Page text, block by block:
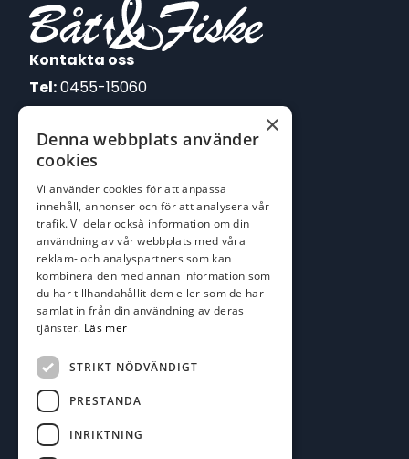
Kontakta oss
Tel:0455-15060
E-post:
johan@batofiske.se
kim@batofiske.se
Adress
Karlskrona Båt & Fiske AB
Lallerstedts gata 4
371 54 Karlskrona
Följ oss
Facebook
×
Denna webbplats använder
cookies
Vi använder cookies för att anpassa
innehåll, annonser och för att analysera vår
trafik. Vi delar också information om din
användning av vår webbplats med våra
reklam- och analyspartners som kan
kombinera den med annan information som
du har tillhandahållit dem eller som de har
samlat in från din användning av deras
tjänster. Läs mer
STRIKT NÖDVÄNDIGT
PRESTANDA
INRIKTNING